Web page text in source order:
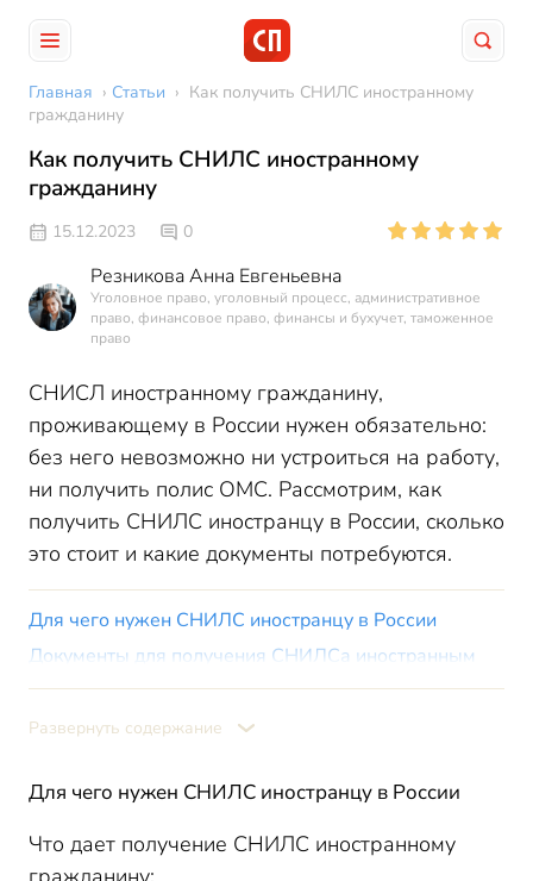
Главная › Статьи › Как получить СНИЛС иностранному
гражданину
Как получить СНИЛС иностранному
гражданину
15.12.2023 0
Резникова Анна Евгеньевна
Уголовное право, уголовный процесс, административное
право, финансовое право, финансы и бухучет, таможенное
право
СНИСЛ иностранному гражданину,
проживающему в России нужен обязательно:
без него невозможно ни устроиться на работу,
ни получить полис ОМС. Рассмотрим, как
получить СНИЛС иностранцу в России, сколько
это стоит и какие документы потребуются.
Для чего нужен СНИЛС иностранцу в России
Документы для получения СНИЛСа иностранным
Для оформления СНИЛСа ребенку
В какие сроки будет оформлен СНИЛС
Развернуть содержание
Для чего нужен СНИЛС иностранцу в России
Что дает получение СНИЛС иностранному